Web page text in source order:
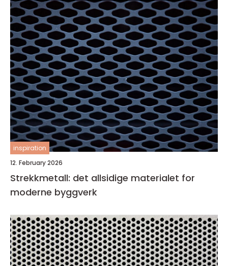
inspiration
12. February 2026
Strekkmetall: det allsidige materialet for
moderne byggverk